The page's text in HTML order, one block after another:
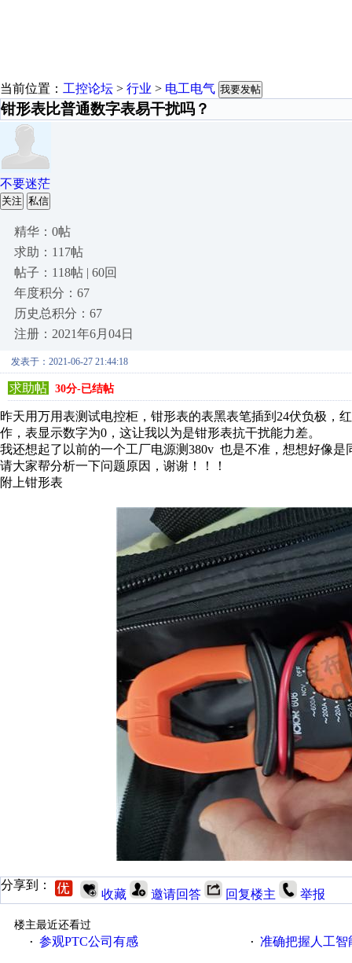
当前位置： 工控论坛 > 行业 > 电工电气 我要发帖
钳形表比普通数字表易干扰吗？
不要迷茫
关注 私信
精华：0帖
求助：117帖
帖子：118帖 | 60回
年度积分：67
历史总积分：67
注册：2021年6月04日
发表于：2021-06-27 21:44:18
求助帖 30分-已结帖
昨天用万用表测试电控柜，钳形表的表黑表笔插到24伏负极，
作，表显示数字为0，这让我以为是钳形表抗干扰能力差。
我还想起了以前的一个工厂电源测380v 也是不准，想想好像是
请大家帮分析一下问题原因，谢谢！！！
附上钳形表
分享到：
收藏 邀请回答 回复楼主 举报
楼主最近还看过
· 参观PTC公司有感 · 准确把握人工